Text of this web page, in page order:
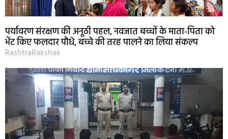
पर्यावरण संरक्षण की अनूठी पहल, नवजात बच्चों के माता-पिता को
भेंट किए फलदार पौधे, बच्चे की तरह पालने का लिया संकल्प
RashtraRakshak